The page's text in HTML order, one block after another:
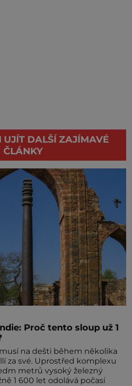
UJÍT DALŠÍ ZAJÍMAVÉ
ČLÁNKY
Proč tento sloup už 1
na dešti během několika
za své. Uprostřed komplexu
metrů vysoký železný
1 600 let odolává počasí